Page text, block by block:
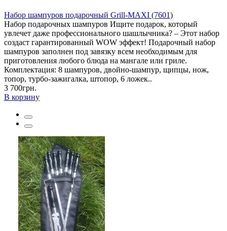
Набор шампуров подарочный Grill-MAXI (7601)
Набор подарочных шампуров Ищите подарок, который
увлечет даже профессионального шашлычника? – Этот набор
создаст гарантированный WOW эффект! Подарочный набор
шампуров заполнен под завязку всем необходимым для
приготовления любого блюда на мангале или гриле.
Комплектация: 8 шампуров, двойно-шампур, щипцы, нож,
топор, турбо-зажигалка, штопор, 6 ложек..
3 700грн.
В корзину